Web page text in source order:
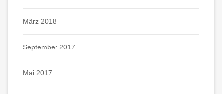
März 2018
September 2017
Mai 2017